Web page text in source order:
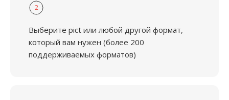
2
Выберите pict или любой другой формат,
который вам нужен (более 200
поддерживаемых форматов)